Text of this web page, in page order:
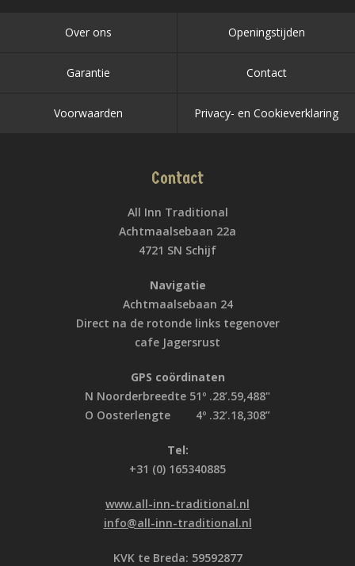
Over ons Openingstijden
Garantie Contact
Voorwaarden Privacy- en Cookieverklaring
Contact
All Inn Traditional
Achtmaalsebaan 22a
4721 SN Schijf
Navigatie
Achtmaalsebaan 24
Direct na de rotonde links tegenover
cafe Jagersrust
GPS coördinaten
N Noorderbreedte 51º .28’.59,488"
O Oosterlengte 4º .32’.18,308”
Tel:
+31 (0) 165340885
www.all-inn-traditional.nl
info@all-inn-traditional.nl
KVK te Breda: 59592877